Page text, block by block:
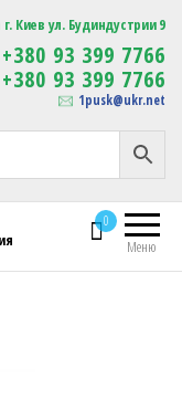
Изготовление
сувенирной продукции
с логотипом
г. Киев ул. Будиндустрии 9
+380 93 399 7766
+380 93 399 7766
1pusk@ukr.net
Меню
0